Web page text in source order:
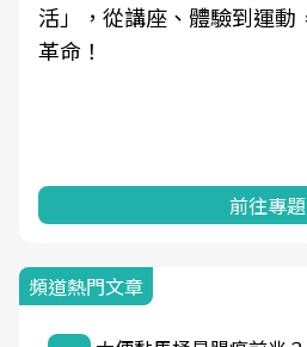
活」，從講座、體驗到運動
革命！
前往專題
頻道熱門文章